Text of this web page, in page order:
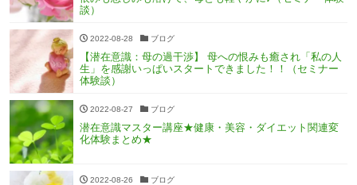
談）
2022-08-28 ブログ
【潜在意識：母の過干渉】 母への恨みも癒され「私の人
生」を感謝いっぱいスタートできました！！（セミナー
体験談）
2022-08-27 ブログ
潜在意識マスター講座★健康・美容・ダイエット関連変
化体験まとめ★
2022-08-26 ブログ